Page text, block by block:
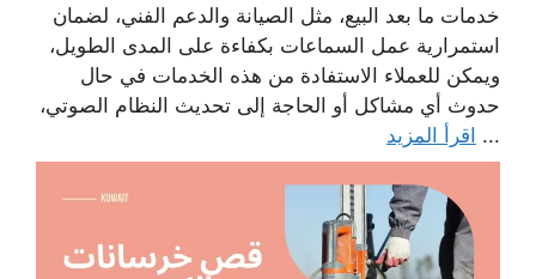
خدمات ما بعد البيع، مثل الصيانة والدعم الفني، لضمان
استمرارية عمل السماعات بكفاءة على المدى الطويل،
ويمكن للعملاء الاستفادة من هذه الخدمات في حال
حدوث أي مشاكل أو الحاجة إلى تحديث النظام الصوتي،
... اقرأ المزيد